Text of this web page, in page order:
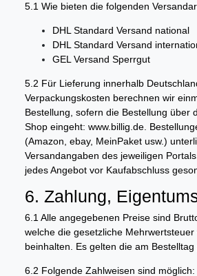
5.1 Wie bieten die folgenden
DHL Standard Versand national
DHL Standard Versand
GEL Versand Sperrgut
5.2 Für Lieferung innerhalb
Verpackungskosten berechnen wir
Bestellung, sofern die Bestellung über
Shop eingeht: www.billig.de.
(Amazon, ebay, MeinPaket usw.)
Versandangaben des jeweiligen
jedes Angebot vor Kaufabschluss
6. Zahlung,
6.1 Alle angegebenen Preise sind
welche die gesetzliche
beinhalten. Es gelten die am Bestelltag
6.2 Folgende Zahlweisen sind möglich: